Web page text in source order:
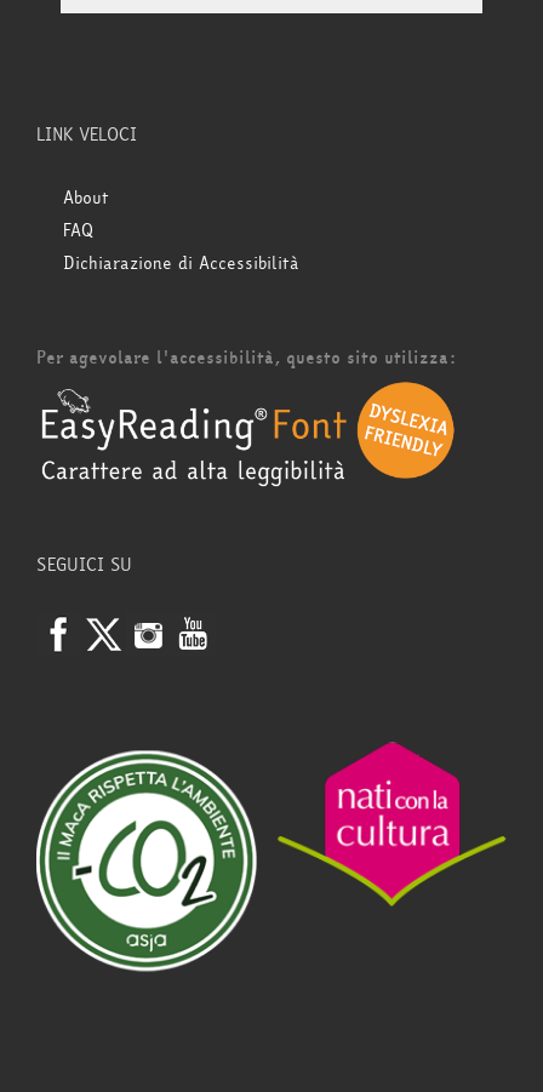
LINK VELOCI
About
FAQ
Dichiarazione di Accessibilità
Per agevolare l'accessibilità, questo sito utilizza:
SEGUICI SU